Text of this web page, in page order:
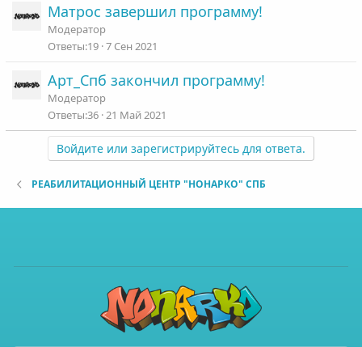
Матрос завершил программу!
Модератор
19 7 Сен 2021
Арт_Спб закончил программу!
Модератор
36 21 Май 2021
Войдите или зарегистрируйтесь для ответа.
РЕАБИЛИТАЦИОННЫЙ ЦЕНТР "НОНАРКО" СПБ